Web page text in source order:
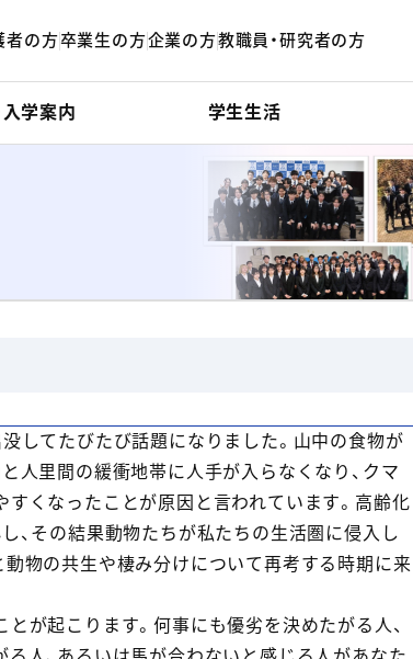
者の方卒業生の方企業の方教職員・研究者の方
入学案内 学生生活
してたびたび話題になりました。山中の食物が
人里間の緩衝地帯に人手が入らなくなり、クマ
くなったことが原因と言われています。高齢化
、その結果動物たちが私たちの生活圏に侵入し
物の共生や棲み分けについて再考する時期に来
が起こります。何事にも優劣を決めたがる人、